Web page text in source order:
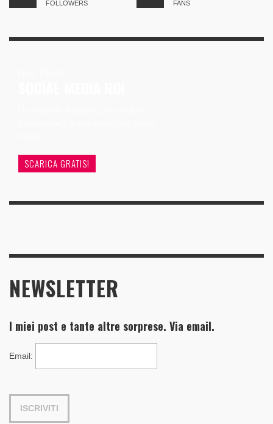
FOLLOWERS FANS
SCARICA GRATIS!
NEWSLETTER
I miei post e tante altre sorprese. Via email.
Email: